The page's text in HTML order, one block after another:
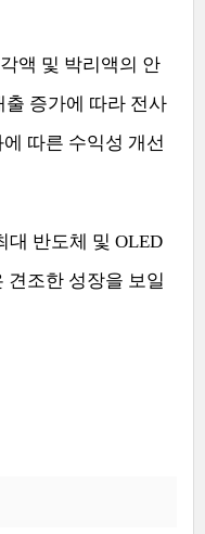
액 및 박리액의 안
출 증가에 따라 전사
따른 수익성 개선
대 반도체 및 OLED
견조한 성장을 보일